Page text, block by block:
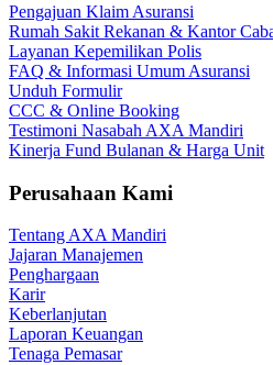
Pengajuan Klaim Asuransi
Rumah Sakit Rekanan & Kantor
Layanan Kepemilikan Polis
FAQ & Informasi Umum Asuransi
Unduh Formulir
CCC & Online Booking
Testimoni Nasabah AXA Mandiri
Kinerja Fund Bulanan & Harga Unit
Perusahaan Kami
Tentang AXA Mandiri
Jajaran Manajemen
Penghargaan
Karir
Keberlanjutan
Laporan Keuangan
Tenaga Pemasar